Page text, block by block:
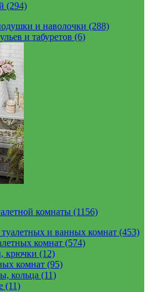
(294)
и наволочки (288)
и табуретов (6)
комнаты (1156)
и ванных комнат (453)
комнат (574)
крючки (12)
комнат (95)
кольца (11)
(11)